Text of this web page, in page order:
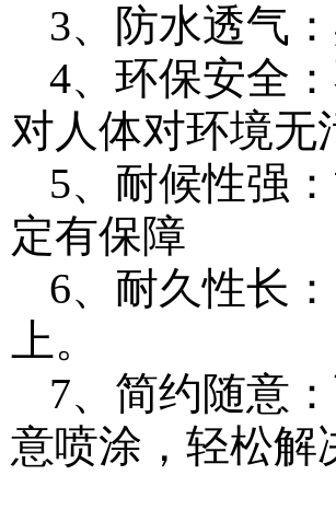
3、防水透气
4、环保安全
对人体对环境无
5、耐候性强
定有保障
6、耐久性长
上。
7、简约随意
意喷涂，轻松解